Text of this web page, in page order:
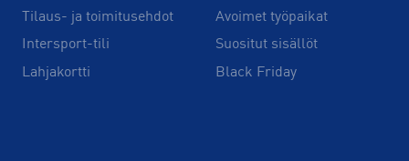
Tilaus- ja toimitusehdot
Intersport-tili
Lahjakortti
Avoimet työpaikat
Suositut sisällöt
Black Friday